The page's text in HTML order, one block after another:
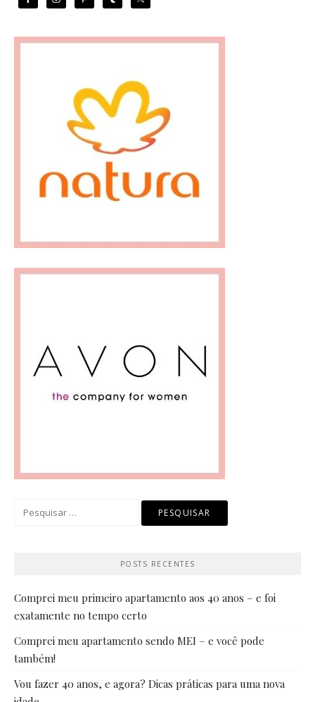
POSTS RECENTES
Comprei meu primeiro apartamento aos 40 anos – e foi
exatamente no tempo certo
Comprei meu apartamento sendo MEI – e você pode
também!
Vou fazer 40 anos, e agora? Dicas práticas para uma nova